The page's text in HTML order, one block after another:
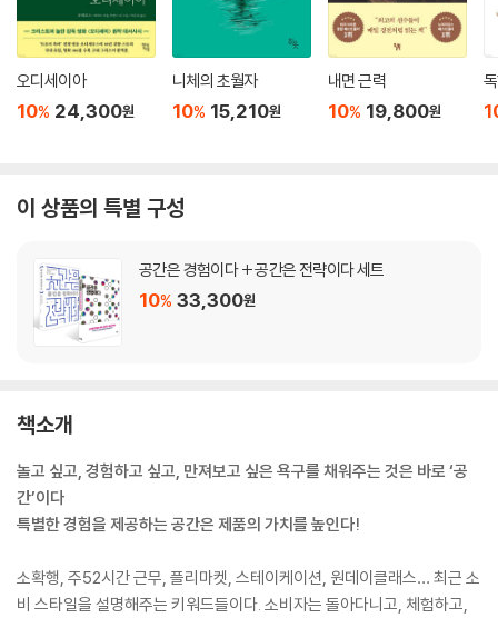
오디세이아
10% 24,300원
니체의 초월자
10% 15,210원
내면 근력
10% 19,800원
이 상품의 특별 구성
공간은 경험이다 + 공간은 전략이다 세트
10% 33,300원
책소개
놀고 싶고, 경험하고 싶고, 만져보고 싶은 욕구를 채워주는 것은 바로 ‘공
간’이다
특별한 경험을 제공하는 공간은 제품의 가치를 높인다!
소확행, 주52시간 근무, 플리마켓, 스테이케이션, 원데이클래스… 최근 소
비 스타일을 설명해주는 키워드들이다. 소비자는 돌아다니고, 체험하고,